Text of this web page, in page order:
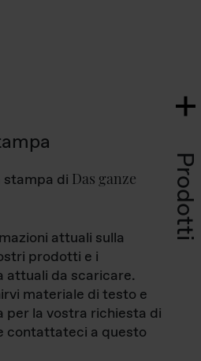
Prodotti
stampa di Das ganze
attuali sulla
prodotti e i
attuali da scaricare.
materiale di testo e
per la vostra richiesta di
contattateci a questo